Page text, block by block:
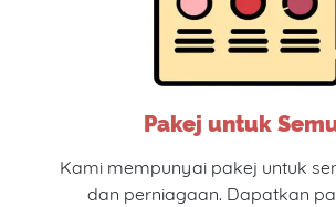
Pakej untuk
Kami mempunyai pakej untuk
dan perniagaan. Dapatkan